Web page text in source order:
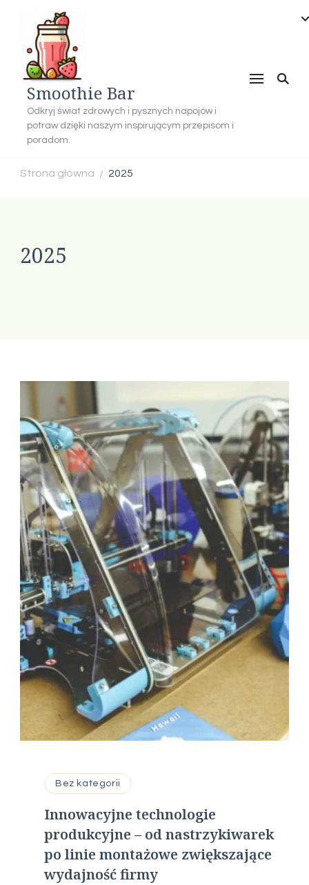
Smoothie Bar
Odkryj świat zdrowych i pysznych napojów i
potraw dzięki naszym inspirującym przepisom i
poradom.
Strona główna / 2025
2025
Bez kategorii
Innowacyjne technologie
produkcyjne – od nastrzykiwarek
po linie montażowe zwiększające
wydajność firmy